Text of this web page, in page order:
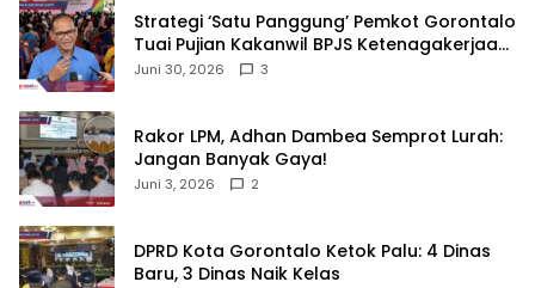
Strategi ‘Satu Panggung’ Pemkot Gorontalo
Tuai Pujian Kakanwil BPJS Ketenagakerjaan
Sulama‎‎
Juni 30, 2026 3
‎Rakor LPM, Adhan Dambea Semprot Lurah:
Jangan Banyak Gaya!‎
Juni 3, 2026 2
‎DPRD Kota Gorontalo Ketok Palu: 4 Dinas
Baru, 3 Dinas Naik Kelas